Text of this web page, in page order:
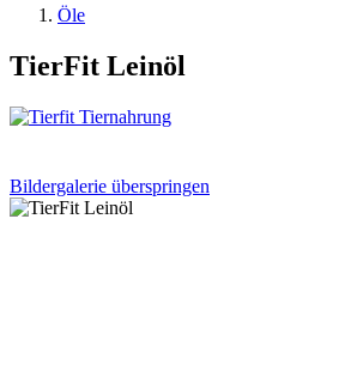
Öle
TierFit Leinöl
Bildergalerie überspringen